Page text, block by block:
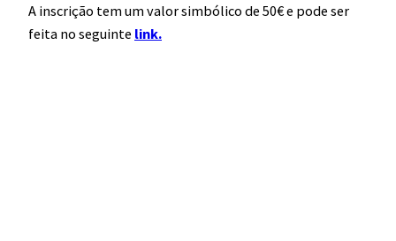
A inscrição tem um valor simbólico de 50€ e pode ser
feita no seguinte link.